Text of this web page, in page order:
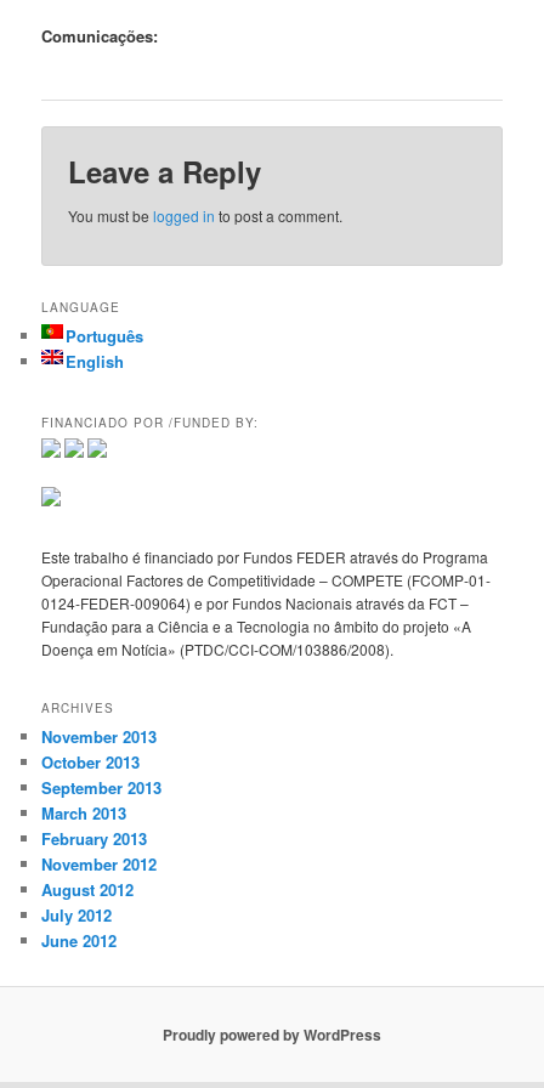
Comunicações:
Leave a Reply
You must belogged in to post a comment.
LANGUAGE
Português
English
FINANCIADO POR /FUNDED BY:
Este trabalho é financiado por Fundos FEDER através do Programa
Operacional Factores de Competitividade – COMPETE (FCOMP-01-
0124-FEDER-009064) e por Fundos Nacionais através da FCT –
Fundação para a Ciência e a Tecnologia no âmbito do projeto «A
Doença em Notícia» (PTDC/CCI-COM/103886/2008).
ARCHIVES
November 2013
October 2013
September 2013
March 2013
February 2013
November 2012
August 2012
July 2012
June 2012
Proudly powered by WordPress